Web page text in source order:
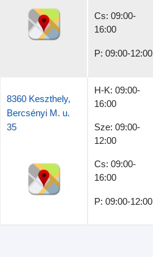
Cs: 09:00-
16:00
P: 09:00-12:00
8360 Keszthely,
Bercsényi M. u.
35
H-K: 09:00-
16:00
Sze: 09:00-
12:00
Cs: 09:00-
16:00
P: 09:00-12:00